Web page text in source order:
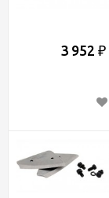
3 952 ₽